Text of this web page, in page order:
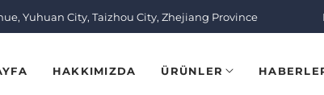
Yuhuan City, Taizhou City, Zhejiang Province
HAKKIMIZDA ÜRÜNLER